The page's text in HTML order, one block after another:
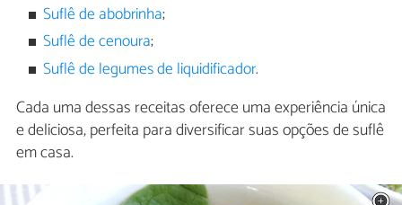
Suflê de abobrinha;
Suflê de cenoura;
Suflê de legumes de liquidificador.
Cada uma dessas receitas oferece uma experiência única
e deliciosa, perfeita para diversificar suas opções de suflê
em casa.